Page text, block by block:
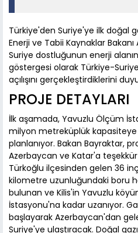
Türkiye'den Suriye'ye ilk doğal
Enerji ve Tabii Kaynaklar
Suriye dostluğunun enerji
göstergesi olarak Türkiye-
açılışını gerçekleştirdiklerini
PROJE DETAYLARI
İlk aşamada, Yavuzlu Ölçüm
milyon metreküplük kapasiteye
planlanıyor. Bakan Bayraktar,
Azerbaycan ve Katar'a
Türkoğlu ilçesinden gelen 36
kilometre uzunluğundaki boru
bulunan ve Kilis'in Yavuzlu
İstasyonu'na kadar uzanıyor.
başlayarak Azerbaycan'dan
Suriye'ye ulaştıracak. Doğal